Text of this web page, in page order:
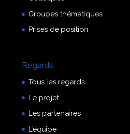
Groupes thématiques
Prises de position
Regards
Tous les regards
Le projet
Les partenaires
L’équipe